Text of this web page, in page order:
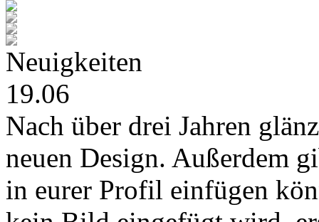
Neuigkeiten
19.06
Nach über drei Jahren
neuen Design. Außerdem
in eurer Profil einfügen